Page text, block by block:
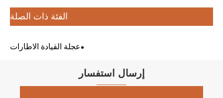
الفئة ذات الصلة
عجلة القيادة الاطارات
إرسال استفسار